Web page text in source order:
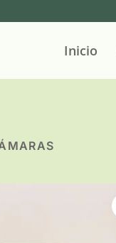
Inicio